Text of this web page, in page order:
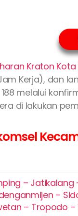
Kraton
Kerja), dan
melalui
di lakukan
–
–
– Tropodo